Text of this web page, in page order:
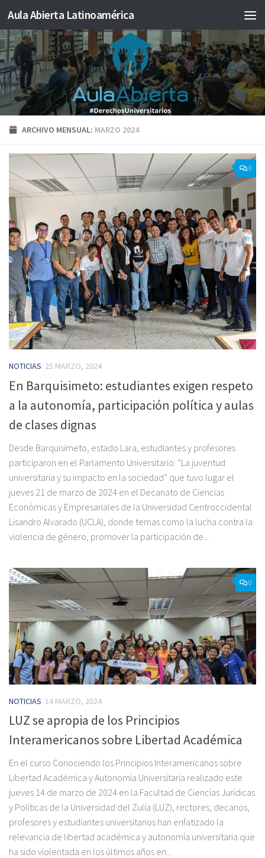
Saltar al contenido
Aula Abierta Latinoamérica
ARCHIVO MENSUAL: MARZO 2024
0
NOTICIAS 25 MARZO, 2024
En Barquisimeto: estudiantes exigen respeto
a la autonomía, participación política y aulas
de clases dignas
Desde Barquisimeto, estado Lara, estudiantes y profesores
participaron en el Parlamento Universitario: “La juventud
universitaria y su impacto en la sociedad” que tuvo lugar el
jueves 21 de marzo de 2024 en el Decanato de Ciencias
Económicas y Empresariales de la Universidad Centroccidental
Lisandro Alvarado (UCLA), donde temas como la lucha contra la
violencia de género, promover la participación de...
0
NOTICIAS 14 MARZO, 2024
LUZ se apropia de los Principios
Interamericanos sobre Libertad Académica
En el curso Conociendo los Principios Interamericanos sobre
Libertad Académica y Autonomía Universitaria realizado este
jueves 14 de marzo de 2024 en la Facultad de Ciencias Jurídicas
y Políticas de la Universidad del Zulia (LUZ), rectores, decanos,
profesores y estudiantes universitarios han enfatizado la
relevancia de libertad académica y autonomía universitaria que
ha sido violentada en los últimos años en...